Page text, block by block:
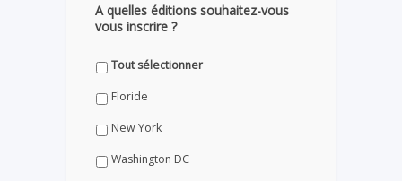
A quelles éditions souhaitez-vous
vous inscrire ?
Tout sélectionner
Floride
New York
Washington DC